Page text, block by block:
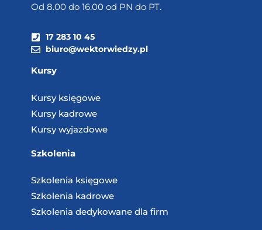
Od 8.00 do 16.00 od PN do PT.
17 283 10 45
biuro@wektorwiedzy.pl
Kursy
Kursy księgowe
Kursy kadrowe
Kursy wyjazdowe
Szkolenia
Szkolenia księgowe
Szkolenia kadrowe
Szkolenia dedykowane dla firm